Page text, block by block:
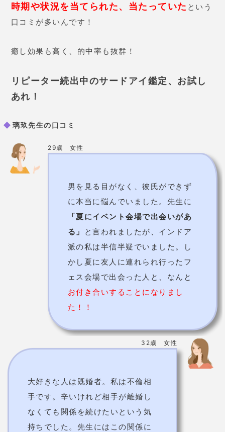
時期や状況を当てられた、当たっていた という
口コミが多いんです！
癒し効果も高く、的中率も抜群！
リピーター続出中のサードアイ鑑定、お試し
あれ！
璃玖先生の口コミ
29歳 女性
男を見る目がなく、彼氏ができず
に本当に悩んでいました。先生に
「夏にイベント会場で出会いがあ
る」
と言われましたが、インドア
派の私は半信半疑でいました。し
かし夏に友人に連れられ行ったフ
ェス会場で出会った人と、なんと
お付き合いすることになりまし
た！！
32歳 女性
大好きな人は既婚者。私は不倫相
手です。辛いけれど相手が離婚し
なくても関係を続けたいという気
持ちでした。先生にはこの関係に